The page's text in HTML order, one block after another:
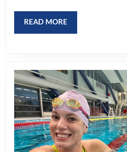
READ MORE
MORE